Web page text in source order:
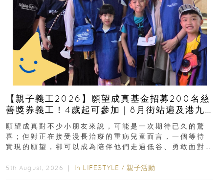
【親子義工2026】願望成真基金招募200名慈
善獎券義工！4歲起可參加｜8月街站遍及港九
新界
願望成真對不少小朋友來說，可能是一次期待已久的驚
喜；但對正在接受漫長治療的重病兒童而言，一個等待
實現的願望，卻可以成為陪伴他們走過低谷、勇敢面對
5th August, 2026 ｜ In LIFESTYLE / 親子活動